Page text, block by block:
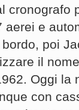
cronografo
aerei e
poi
il
Oggi la
con